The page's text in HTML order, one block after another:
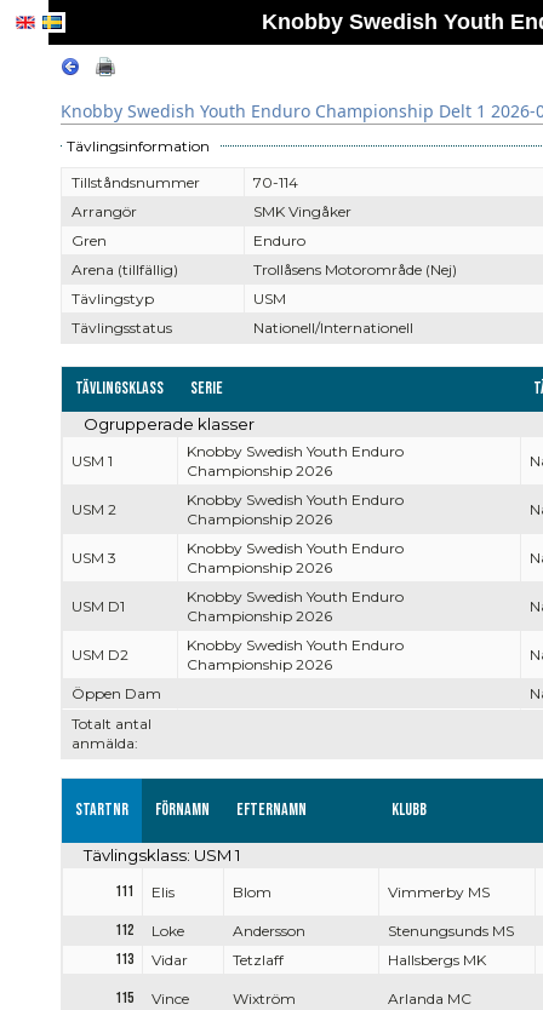
Knobby Swedish Youth
Knobby Swedish Youth Enduro Championship Delt 1 2026-
Tävlingsinformation
Tillståndsnummer
70-114
Arrangör
SMK Vingåker
Gren
Enduro
Arena (tillfällig)
Trollåsens Motorområde (Nej)
Tävlingstyp
USM
Tävlingsstatus
Nationell/Internationell
Tävlingsklass Serie
Totalt antal
anmälda:
Ogrupperade klasser
USM 1
Knobby Swedish Youth Enduro
Championship 2026
USM 2
Knobby Swedish Youth Enduro
Championship 2026
USM 3
Knobby Swedish Youth Enduro
Championship 2026
USM D1
Knobby Swedish Youth Enduro
Championship 2026
USM D2
Knobby Swedish Youth Enduro
Championship 2026
Öppen Dam
Startnr Förnamn Efternamn Klubb
Tävlingsklass: USM 1
111 Elis Blom Vimmerby MS
112 Loke Andersson
Stenungsunds MS
113
Vidar Tetzlaff Hallsbergs MK
115 Vince Wixtröm Arlanda MC